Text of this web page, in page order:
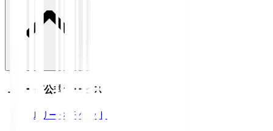
Ｊリーグ公式サービス
Ｊリーグチケット